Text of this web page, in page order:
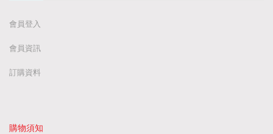
會員登入
會員資訊
訂購資料
購物須知